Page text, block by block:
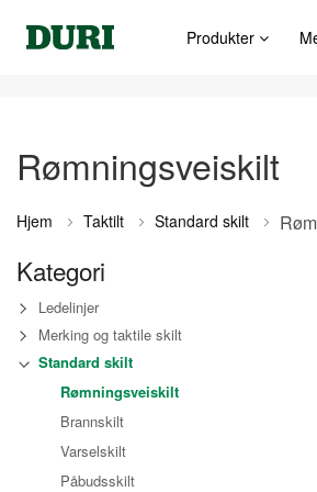
Produkter
Rømningsveiskilt
Hjem Taktilt Standard skilt
Kategori
Ledelinjer
Merking og taktile skilt
Standard skilt
Rømningsveiskilt
Brannskilt
Varselskilt
Påbudsskilt